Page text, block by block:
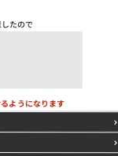
たので
るようになります